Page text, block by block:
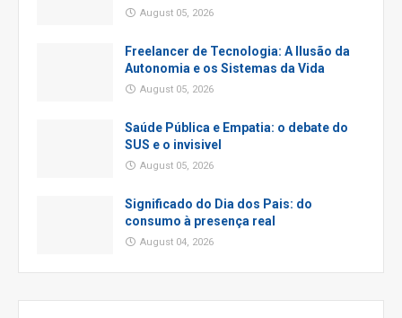
August 05, 2026
Freelancer de Tecnologia: A Ilusão da
Autonomia e os Sistemas da Vida
August 05, 2026
Saúde Pública e Empatia: o debate do
SUS e o invisivel
August 05, 2026
Significado do Dia dos Pais: do
consumo à presença real
August 04, 2026